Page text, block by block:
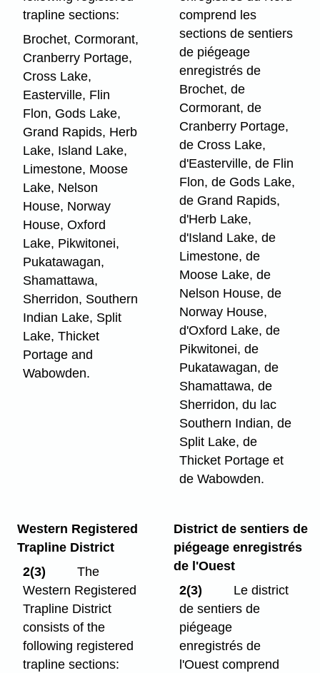
trapline sections:
Brochet, Cormorant,
Cranberry Portage,
Cross Lake,
Easterville, Flin
Flon, Gods Lake,
Grand Rapids, Herb
Lake, Island Lake,
Limestone, Moose
Lake, Nelson
House, Norway
House, Oxford
Lake, Pikwitonei,
Pukatawagan,
Shamattawa,
Sherridon, Southern
Indian Lake, Split
Lake, Thicket
Portage and
Wabowden.
comprend les
sections de sentiers
de piégeage
enregistrés de
Brochet, de
Cormorant, de
Cranberry Portage,
de Cross Lake,
d'Easterville, de Flin
Flon, de Gods Lake,
de Grand Rapids,
d'Herb Lake,
d'Island Lake, de
Limestone, de
Moose Lake, de
Nelson House, de
Norway House,
d'Oxford Lake, de
Pikwitonei, de
Pukatawagan, de
Shamattawa, de
Sherridon, du lac
Southern Indian, de
Split Lake, de
Thicket Portage et
de Wabowden.
Western Registered
Trapline District
2(3)
The
Western Registered
Trapline District
consists of the
following registered
trapline sections:
District de sentiers de
piégeage enregistrés
de l'Ouest
2(3)
Le district
de sentiers de
piégeage
enregistrés de
l'Ouest comprend